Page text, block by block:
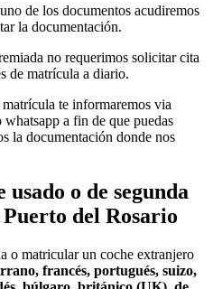
de los documentos acudiremos
la documentación.
no requerimos solicitar cita
de matrícula a diario.
te informaremos via
a fin de que puedas
la documentación donde nos
o de segunda
del Rosario
o matricular un coche extranjero
francés, portugués, suizo,